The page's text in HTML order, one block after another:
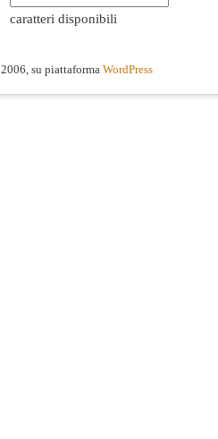
caratteri disponibili
2006, su piattaforma WordPress